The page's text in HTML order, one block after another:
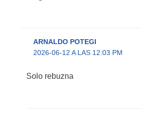
ARNALDO POTEGI
2026-06-12 A LAS 12:03 PM
Solo rebuzna